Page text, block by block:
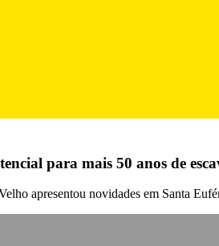
para mais 50 anos de
apresentou novidades em Santa